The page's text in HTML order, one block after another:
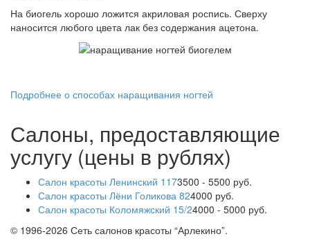
На биогель хорошо ложится акриловая роспись. Сверху
наносится любого цвета лак без содержания ацетона.
Подробнее о способах наращивания ногтей
Салоны, предоставляющие
услугу (цены в рублях)
Салон красоты Ленинский 1173500 - 5500 руб.
Салон красоты Лёни Голикова 824000 руб.
Салон красоты Коломяжский 15/24000 - 5000 руб.
© 1996-2026 Сеть салонов красоты “Арлекино”.